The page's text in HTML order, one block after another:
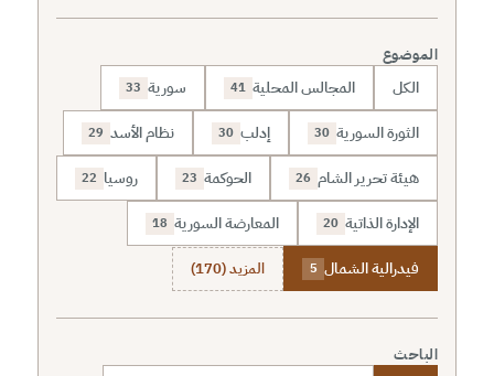
الموضوع
الكل المجالس المحلية 41 سورية 33
الثورة السورية 30 إدلب 30 نظام الأسد 29
هيئة تحرير الشام 26 الحوكمة 23 روسيا 22
الإدارة الذاتية 20 المعارضة السورية 18
فيدرالية الشمال 5 المزيد (170)
الباحث